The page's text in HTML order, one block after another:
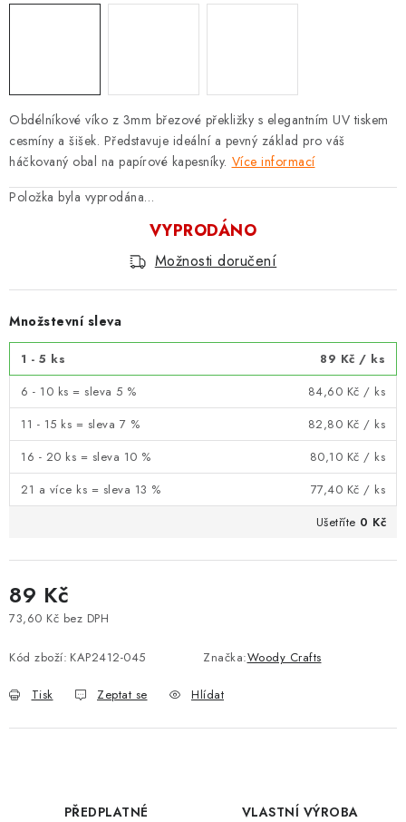
Obdélníkové víko z 3mm březové překližky s elegantním UV tiskem
cesmíny a šišek. Představuje ideální a pevný základ pro váš
háčkovaný obal na papírové kapesníky. Více informací
Položka byla vyprodána…
VYPRODÁNO
Možnosti doručení
Množstevní sleva
1 - 5 ks 89 Kč / ks
6 - 10 ks = sleva 5 %
84,60 Kč / ks
11 - 15 ks = sleva 7 %
82,80 Kč / ks
16 - 20 ks = sleva 10 %
80,10 Kč / ks
21 a více ks = sleva 13 %
77,40 Kč / ks
Ušetříte 0 Kč
89 Kč
73,60 Kč bez DPH
Kód zboží: KAP2412-045 Značka:Woody Crafts
Tisk Zeptat se Hlídat
PŘEDPLATNÉ VLASTNÍ VÝROBA